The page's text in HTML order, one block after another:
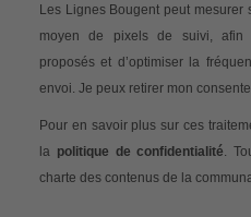
Les Lignes Bougent peut mesurer
moyen de pixels de suivi, afin
proposés et d’optimiser la
envoi. Je peux retirer mon
Pour en savoir plus sur ces
la politique de confidentialité .
charte des contenus de la